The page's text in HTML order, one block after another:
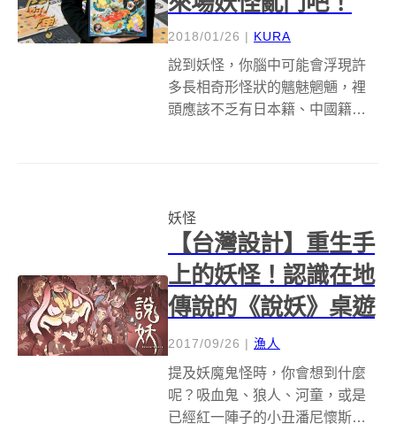
2018/01/26 | KURA
說到妖怪，你腦中可能會浮現許
多長相奇形怪狀的魑魅魍魎，裡
頭應該不乏有日本籍、中國籍或
民間故事中的妖鬼魔怪當然也不
少，但對於這些神...
妖怪
【台灣設計】重生手
上的妖怪！認識在地
傳說的《說妖》桌遊
2017/09/26 | 漁人
提及妖魔鬼怪時，你會想到什麼
呢？吸血鬼、狼人、河童，或是
已經紅一陣子的小丑潘尼懷斯，